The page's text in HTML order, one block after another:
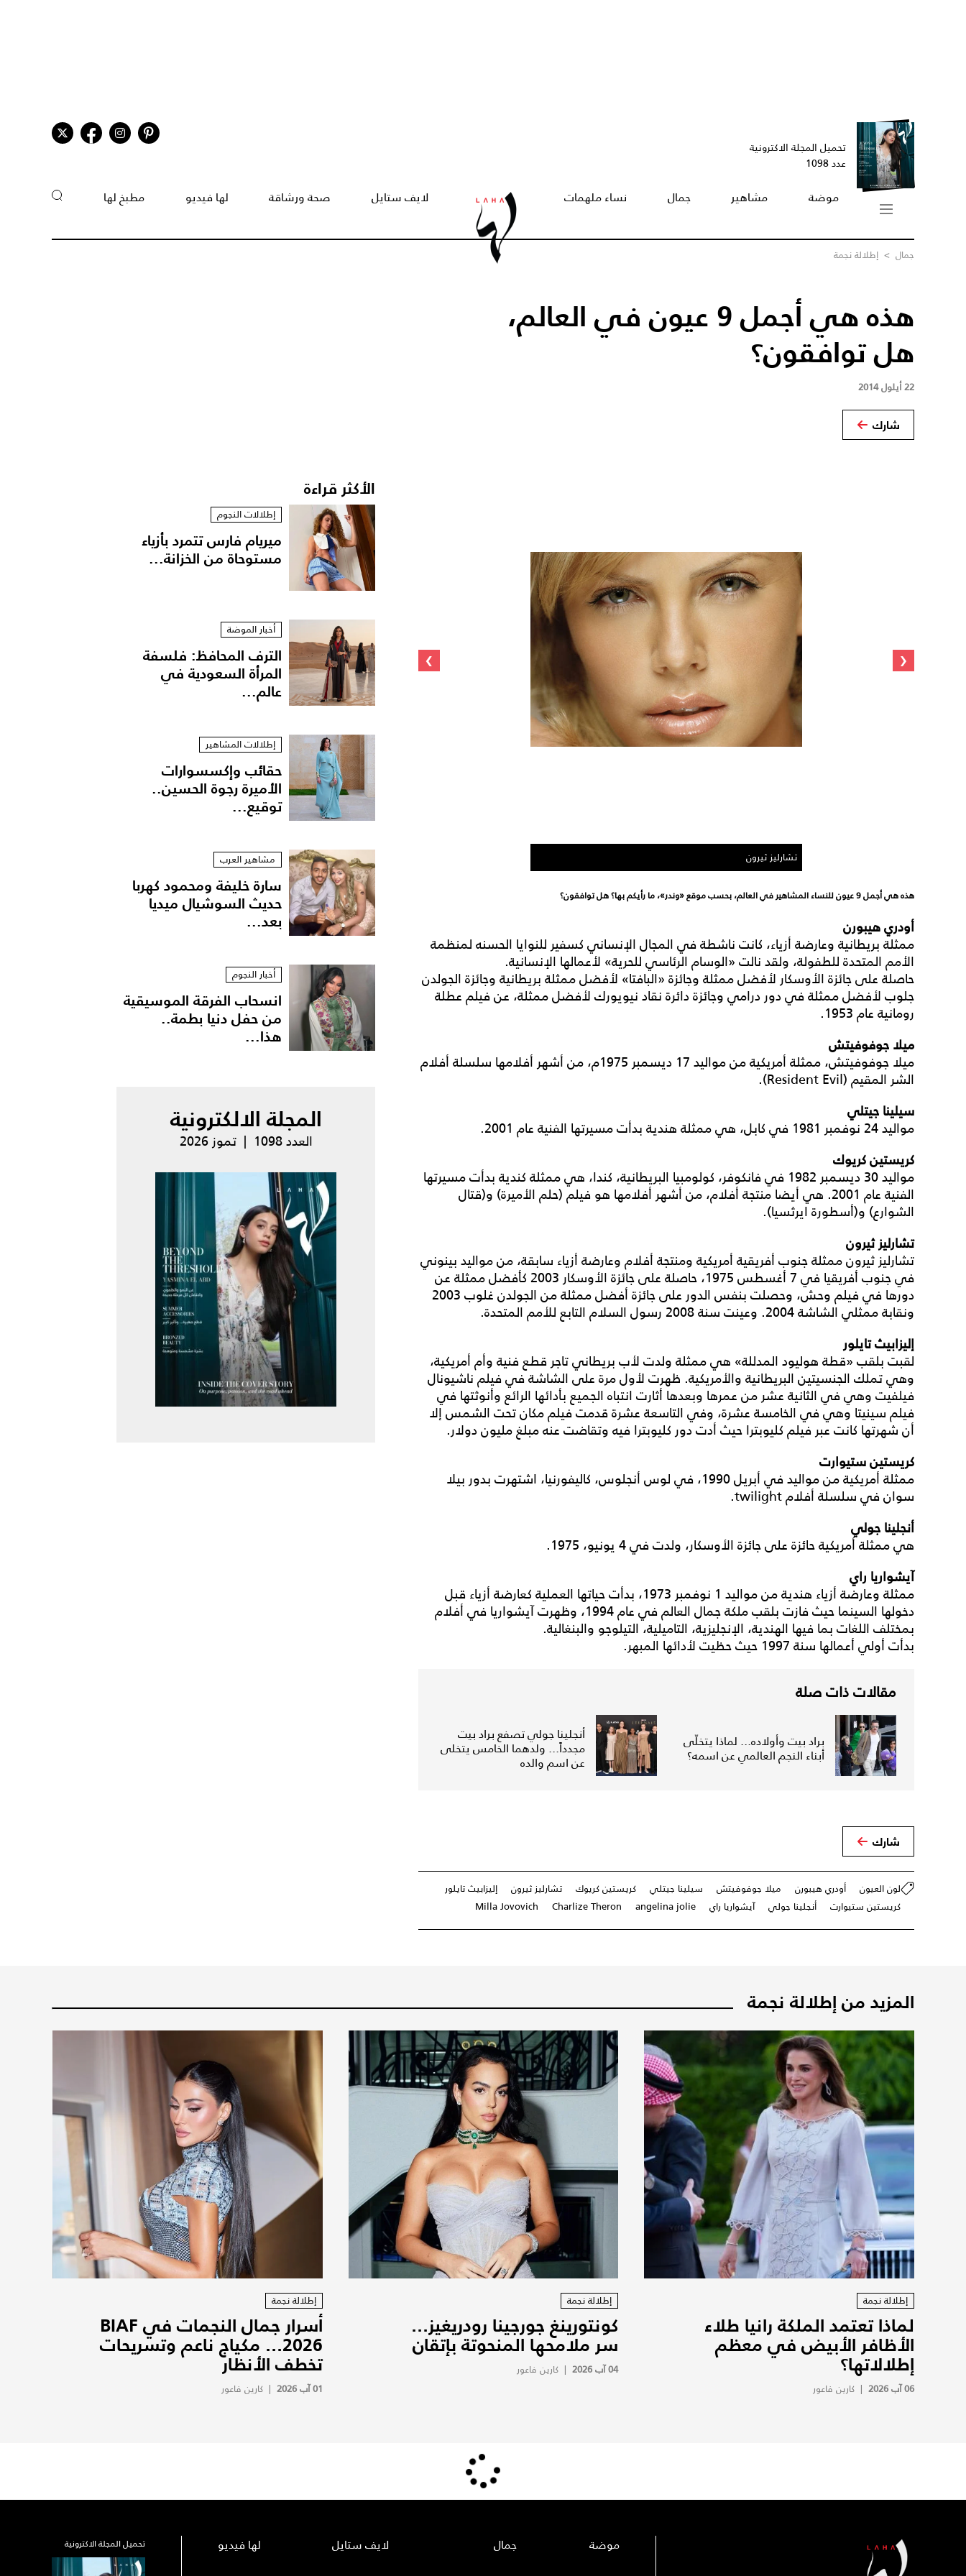
تحميل المجلة الاكترونية
عدد 1098
موضة مشاهير جمال نساء ملهمات لايف ستايل صحة ورشاقة لها فيديو مطبخ لها
جمال > إطلالة نجمة
هذه هي أجمل 9 عيون في العالم،
هل توافقون؟
22 أيلول 2014
شارك
تشارليز ثيرون إليزابيث تايلور
‹
›
هذه هي أجمل 9 عيون للنساء المشاهير في العالم، بحسب موقع «وندر»، ما رأيكم بها؟ هل توافقون؟
أودري هيبورن
ممثلة بريطانية وعارضة أزياء، كانت ناشطة في المجال الإنساني كسفير للنوايا الحسنه لمنظمة
الأمم المتحدة للطفولة، ولقد نالت «الوسام الرئاسي للحرية» لأعمالها الإنسانية.
حاصلة على جائزة الأوسكار لأفضل ممثلة وجائزة «البافتا» لأفضل ممثلة بريطانية وجائزة الجولدن
جلوب لأفضل ممثلة في دور درامي وجائزة دائرة نقاد نيويورك لأفضل ممثلة، عن فيلم عطلة
رومانية عام 1953.
ميلا جوفوفيتش
ميلا جوفوفيتش، ممثلة أمريكية من مواليد 17 ديسمبر 1975م، من أشهر أفلامها سلسلة أفلام
الشر المقيم (Resident Evil).
سيلينا جيتلي
مواليد 24 نوفمبر 1981 في كابل، هي ممثلة هندية بدأت مسيرتها الفنية عام 2001.
كريستين كريوك
مواليد 30 ديسمبر 1982 في فانكوفر، كولومبيا البريطانية، كندا، هي ممثلة كندية بدأت مسيرتها
الفنية عام 2001. هي أيضا منتجة أفلام، من أشهر أفلامها هو فيلم (حلم الأميرة) و(قتال
الشوارع) و(أسطورة ايرثسيا).
تشارليز ثيرون
تشارليز ثيرون ممثلة جنوب أفريقية أمريكية ومنتجة أفلام وعارضة أزياء سابقة، من مواليد بينوني
في جنوب أفريقيا في 7 أغسطس 1975، حاصلة على جائزة الأوسكار 2003 كأفضل ممثلة عن
دورها في فيلم وحش، وحصلت بنفس الدور على جائزة أفضل ممثلة من الجولدن غلوب 2003
ونقابة ممثلي الشاشة 2004. وعينت سنة 2008 رسول السلام التابع للأمم المتحدة.
إليزابيث تايلور
لقبت بلقب «قطة هوليود المدللة» هي ممثلة ولدت لأب بريطاني تاجر قطع فنية وأم أمريكية،
وهي تملك الجنسيتين البريطانية والأمريكية. ظهرت لأول مرة على الشاشة في فيلم ناشيونال
فيلفيت وهي في الثانية عشر من عمرها وبعدها أثارت انتباه الجميع بأدائها الرائع وأنوثتها في
فيلم سينيتا وهي في الخامسة عشرة، وفي التاسعة عشرة قدمت فيلم مكان تحت الشمس إلا
أن شهرتها كانت عبر فيلم كليوبترا حيث أدت دور كليوبترا فيه وتقاضت عنه مبلغ مليون دولار.
كريستين ستيوارت
ممثلة أمريكية من مواليد في أبريل 1990، في لوس أنجلوس، كاليفورنيا، اشتهرت بدور بيلا
سوان في سلسلة أفلام twilight.
أنجلينا جولي
هي ممثلة أمريكية حائزة على جائزة الأوسكار، ولدت في 4 يونيو، 1975.
آيشواريا راي
ممثلة وعارضة أزياء هندية من مواليد 1 نوفمبر 1973، بدأت حياتها العملية كعارضة أزياء قبل
دخولها السينما حيث فازت بلقب ملكة جمال العالم في عام 1994، وظهرت آيشواريا في أفلام
بمختلف اللغات بما فيها الهندية، الإنجليزية، التاميلية، التيلوجو والبنغالية.
بدأت أولي أعمالها سنة 1997 حيث حظيت لأدائها المبهر.
مقالات ذات صلة
براد بيت وأولاده... لماذا يتخلّى
أبناء النجم العالمي عن اسمه؟
أنجلينا جولي تصفع براد بيت
مجدداً... ولدهما الخامس يتخلى
عن اسم والده
شارك
لون العيون أودري هيبورن ميلا جوفوفيتش سيلينا جيتلي كريستين كريوك تشارليز ثيرون
إليزابيث تايلور
كريستين ستيوارت
أنجلينا جولي آيشواريا راي angelina jolie
Charlize Theron
Milla Jovovich
الأكثر قراءة
إطلالات النجوم
ميريام فارس تتمرد بأزياء
مستوحاة من الخزانة...
أخبار الموضة
الترف المحافظ: فلسفة
المرأة السعودية في
عالم...
إطلالات المشاهير
حقائب وإكسسوارات
الأميرة رجوة الحسين..
توقيع...
مشاهير العرب
سارة خليفة ومحمود كهربا
حديث السوشيال ميديا
بعد...
أخبار النجوم
انسحاب الفرقة الموسيقية
من حفل دنيا بطمة..
هذا...
المجلة الالكترونية
العدد 1098 | تموز 2026
المزيد من إطلالة نجمة
إطلالة نجمة
لماذا تعتمد الملكة رانيا طلاء
الأظافر الأبيض في معظم
إطلالاتها؟
06 آب 2026 | كارين فاعور
إطلالة نجمة
كونتورينغ جورجينا رودريغيز...
سر ملامحها المنحوتة بإتقان
04 آب 2026 | كارين فاعور
إطلالة نجمة
أسرار جمال النجمات في BIAF
2026... مكياج ناعم وتسريحات
تخطف الأنظار
01 آب 2026 |كارين فاعور
موضة
جمال
لايف ستايل
لها فيديو
تحميل المجلة الاكترونية